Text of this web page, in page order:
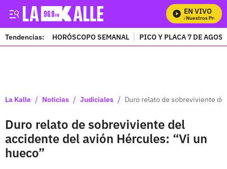
EN VIVO
Mira Todos Nuestros
Tendencias: HORÓSCOPO SEMANAL PICO Y PLACA 7 DE
La Kalle / Noticias / Judiciales / Duro relato de sobreviviente
Duro relato de sobreviviente del
accidente del avión Hércules: “Vi un
hueco”